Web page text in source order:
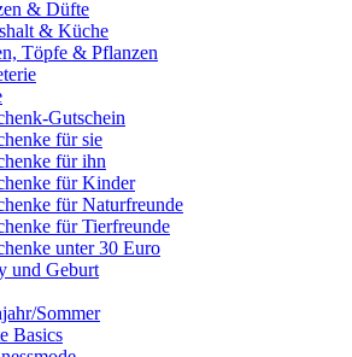
& Düfte
& Küche
Töpfe & Pflanzen
Gutschein
für sie
für ihn
für Kinder
für Naturfreunde
für Tierfreunde
unter 30 Euro
und Geburt
Sommer
Basics